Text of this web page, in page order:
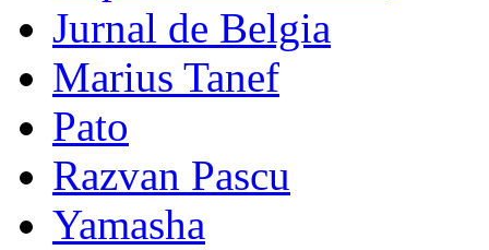
Jurnal de Belgia
Marius Tanef
Pato
Razvan Pascu
Yamasha